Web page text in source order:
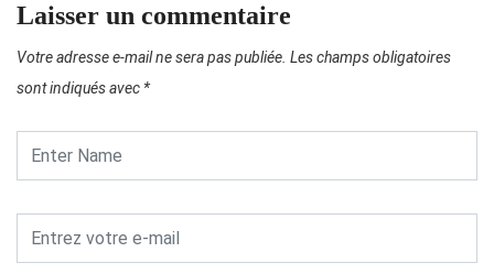
Laisser un commentaire
Votre adresse e-mail ne sera pas publiée. Les champs obligatoires
sont indiqués avec *